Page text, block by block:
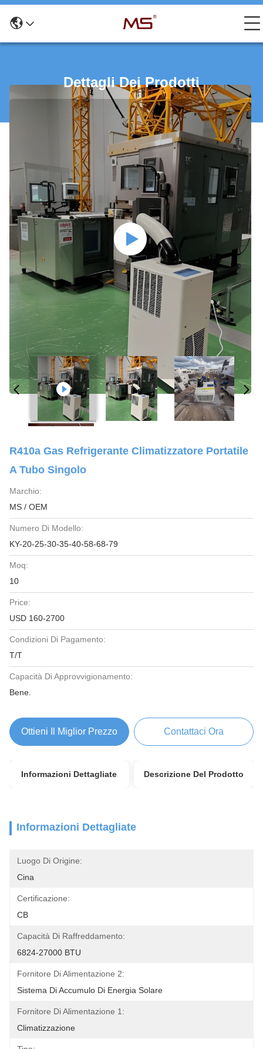
Dettagli Dei Prodotti
R410a Gas Refrigerante Climatizzatore Portatile
A Tubo Singolo
Marchio:
MS / OEM
Numero Di Modello:
KY-20-25-30-35-40-58-68-79
Moq:
10
Price:
USD 160-2700
Condizioni Di Pagamento:
T/T
Capacità Di Approvvigionamento:
Bene.
Ottieni Il Miglior Prezzo Contattaci Ora
Informazioni Dettagliate Descrizione Del Prodotto
Informazioni Dettagliate
Luogo Di Origine:
Cina
Certificazione:
CB
Capacità Di Raffreddamento:
6824-27000 BTU
Fornitore Di Alimentazione 2:
Sistema Di Accumulo Di Energia Solare
Fornitore Di Alimentazione 1:
Climatizzazione